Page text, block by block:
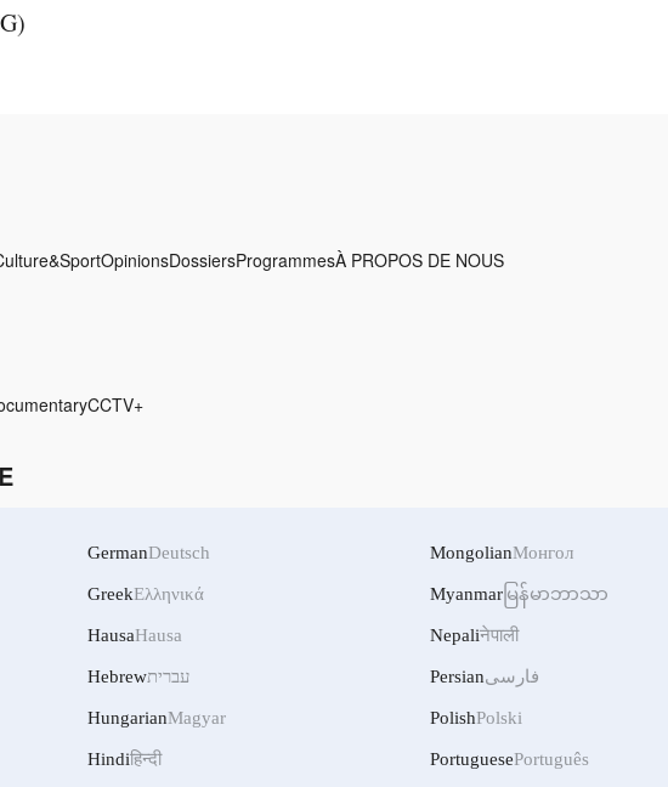
OpinionsDossiersProgrammesÀ PROPOS DE NOUS
CCTV+
GermanDeutsch
GreekΕλληνικά
HausaHausa
Hebrewעברית
HungarianMagyar
Hindiहिन्दी
MongolianМонгол
Myanmar မြန်မာဘာသာ
Nepaliनेपाली
Persianفارسی
PolishPolski
PortuguesePortuguês